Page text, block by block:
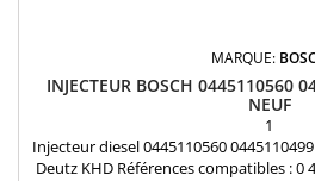
MARQUE:
INJECTEUR BOSCH 0445110560
NEUF
1
Injecteur diesel 0445110560
Deutz KHD Références compatibles : 0